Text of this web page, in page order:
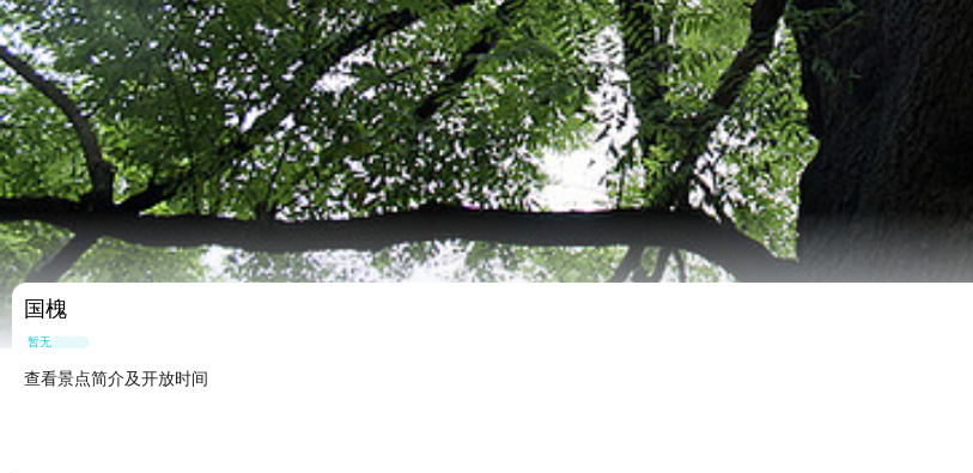
国槐
暂无点评
查看景点简介及开放时间